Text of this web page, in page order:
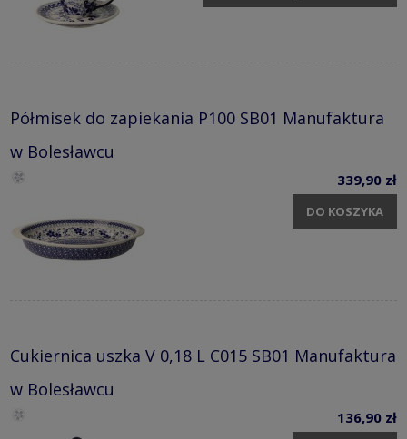
Półmisek do zapiekania P100 SB01 Manufaktura
w Bolesławcu
339,90 zł
DO KOSZYKA
Cukiernica uszka V 0,18 L C015 SB01 Manufaktura
w Bolesławcu
136,90 zł